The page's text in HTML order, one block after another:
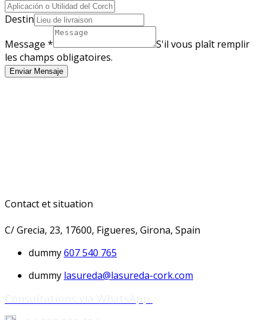
Destin
Message *
S'il vous plaît remplir
les champs obligatoires.
Enviar Mensaje
Contact et situation
C/ Grecia, 23, 17600, Figueres, Girona, Spain
dummy607 540 765
dummy lasureda@lasureda-cork.com